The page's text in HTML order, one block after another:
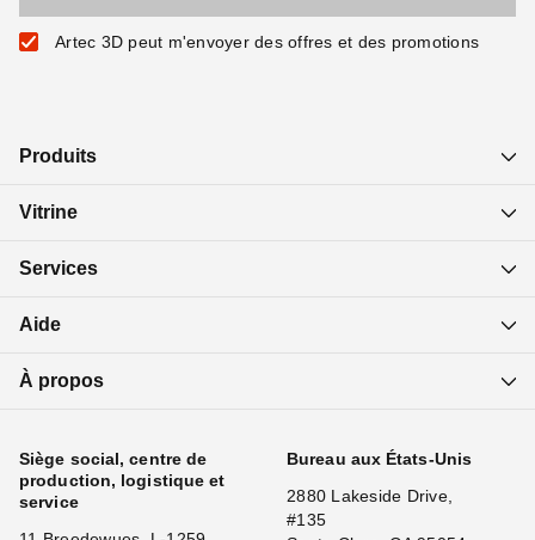
Artec 3D peut m'envoyer des offres et des promotions
Produits
Vitrine
Services
Aide
À propos
Siège social, centre de
production, logistique et
service
Bureau aux États-Unis
2880 Lakeside Drive,
#135